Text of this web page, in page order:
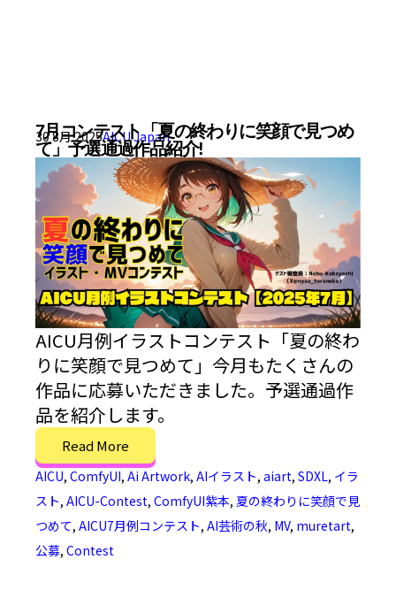
7月コンテスト「夏の終わりに笑顔で見つめ
て」予選通過作品紹介!
30 8月 2025AICU Japan
AICU月例イラストコンテスト「夏の終わ
りに笑顔で見つめて」今月もたくさんの
作品に応募いただきました。予選通過作
品を紹介します。
Read More
AICU, ComfyUI, Ai Artwork, AIイラスト, aiart, SDXL, イラ
スト, AICU-Contest, ComfyUI紫本, 夏の終わりに笑顔で見
つめて, AICU7月例コンテスト, AI芸術の秋, MV, muretart,
公募, Contest